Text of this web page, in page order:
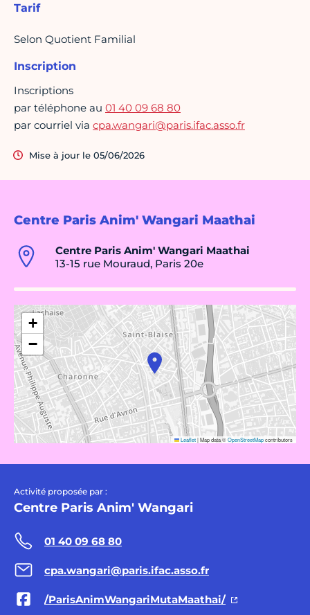
Centre Paris Anim' Wangari Maathai
Centre Paris Anim' Wangari Maathai
13-15 rue Mouraud, Paris 20e
+
−
Leaflet|Map data ©OpenStreetMapcontributors
Activité proposée par :
Centre Paris Anim' Wangari
01 40 09 68 80
cpa.wangari@paris.ifac.asso.fr
/ParisAnimWangariMutaMaathai/
Tarif
Selon Quotient Familial
Inscription
Inscriptions
par téléphone au 01 40 09 68 80
par courriel via cpa.wangari@paris.ifac.asso.fr
Mise à jour le 05/06/2026